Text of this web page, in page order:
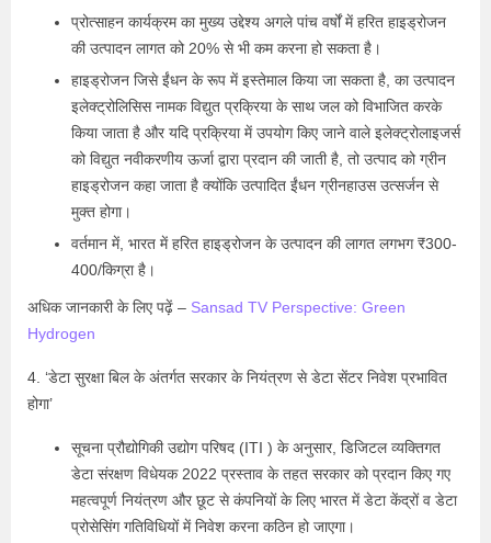
प्रोत्साहन कार्यक्रम का मुख्य उद्देश्य अगले पांच वर्षों में हरित हाइड्रोजन
की उत्पादन लागत को 20% से भी कम करना हो सकता है।
हाइड्रोजन जिसे ईंधन के रूप में इस्तेमाल किया जा सकता है, का उत्पादन
इलेक्ट्रोलिसिस नामक विद्युत प्रक्रिया के साथ जल को विभाजित करके
किया जाता है और यदि प्रक्रिया में उपयोग किए जाने वाले इलेक्ट्रोलाइजर्स
को विद्युत नवीकरणीय ऊर्जा द्वारा प्रदान की जाती है, तो उत्पाद को ग्रीन
हाइड्रोजन कहा जाता है क्योंकि उत्पादित ईंधन ग्रीनहाउस उत्सर्जन से
मुक्त होगा।
वर्तमान में, भारत में हरित हाइड्रोजन के उत्पादन की लागत लगभग ₹300-
400/किग्रा है।
अधिक जानकारी के लिए पढ़ें – Sansad TV Perspective: Green
Hydrogen
4. ‘डेटा सुरक्षा बिल के अंतर्गत सरकार के नियंत्रण से डेटा सेंटर निवेश प्रभावित
होगा’
सूचना प्रौद्योगिकी उद्योग परिषद (ITI ) के अनुसार, डिजिटल व्यक्तिगत
डेटा संरक्षण विधेयक 2022 प्रस्ताव के तहत सरकार को प्रदान किए गए
महत्वपूर्ण नियंत्रण और छूट से कंपनियों के लिए भारत में डेटा केंद्रों व डेटा
प्रोसेसिंग गतिविधियों में निवेश करना कठिन हो जाएगा।